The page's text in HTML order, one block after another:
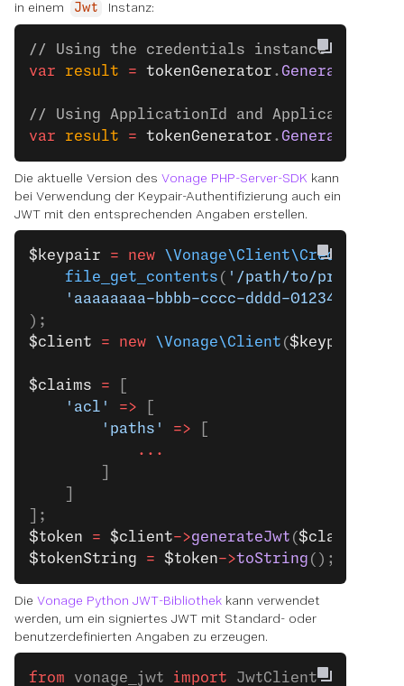
in einem Jwt Instanz:
// Using the credentials instance
var result = tokenGenerator .GenerateToken
// Using ApplicationId and ApplicationKey
var result = tokenGenerator .GenerateToken
Die aktuelle Version des Vonage PHP-Server-SDK kann
bei Verwendung der Keypair-Authentifizierung auch ein
JWT mit den entsprechenden Angaben erstellen.
$keypair = new
    file_get_contents
( '/path/to/
'aaaaaaaa-bbbb-cccc-dddd-
);
$client = new \Vonage\Client ($keypair
$claims =
    'acl'
=>
        'paths'
=>
            ...
];
$token = $client->generateJwt ($claims
$tokenString = $token->toString ();
Die Vonage Python JWT-Bibliothek kann verwendet
werden, um ein signiertes JWT mit Standard- oder
benutzerdefinierten Angaben zu erzeugen.
from vonage_jwt import JwtClient